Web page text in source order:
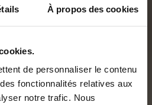
À propos des cookies
de personnaliser le contenu
fonctionnalités relatives aux
notre trafic. Nous